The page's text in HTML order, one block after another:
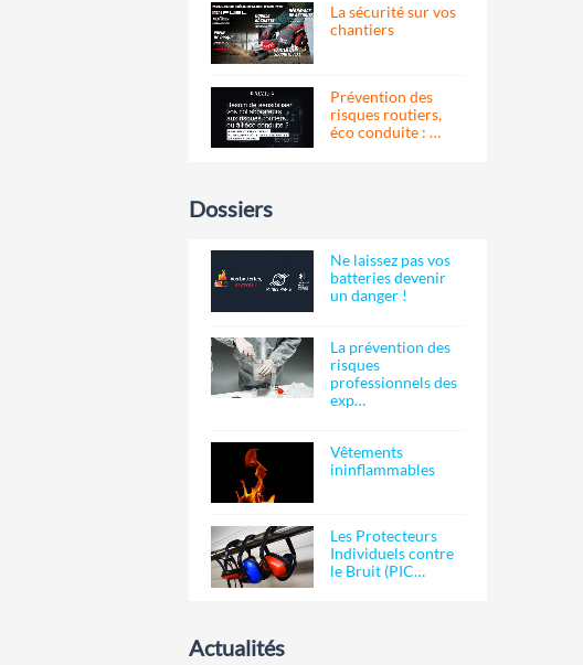
La sécurité sur vos
chantiers
Prévention des
risques routiers,
éco conduite : …
Dossiers
Ne laissez pas vos
batteries devenir
un danger !
La prévention des
risques
professionnels des
exp…
Vêtements
ininflammables
Les Protecteurs
Individuels contre
le Bruit (PIC…
Actualités